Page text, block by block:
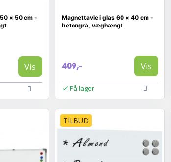
× 50 cm -
Vis
Magnettavle i glas 60 × 40 cm -
betongrå, væghængt
409,- Vis
På lager
TILBUD